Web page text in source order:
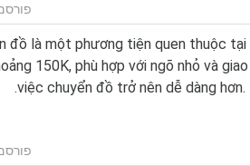
פורסם ב-
đồ là một phương tiện quen thuộc
150K, phù hợp với ngõ nhỏ và
việc chuyển đồ trở nên dễ dàng
פורסם ב-